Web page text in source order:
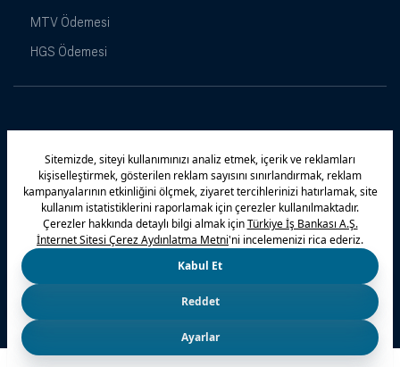
MTV Ödemesi
HGS Ödemesi
© 2026 Türkiye İş Bankası A.Ş.
Maximiles Kampanyalar Yasal Uyarı Güvenlik
Gizlilik Politikamız Bilgi Toplumu Hizmetleri
Çerez Politikası Kişisel Verilerin Korunması